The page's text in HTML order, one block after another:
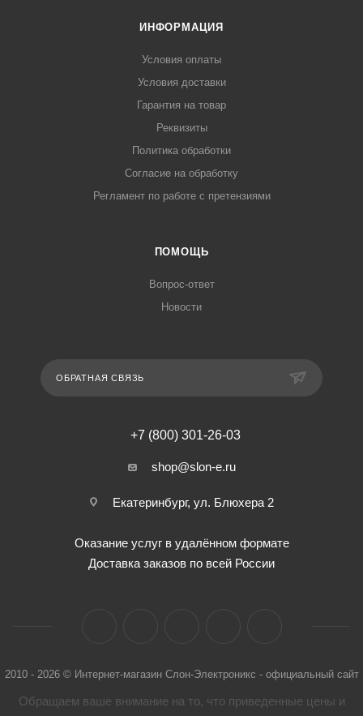
ИНФОРМАЦИЯ
Условия оплаты
Условия доставки
Гарантия на товар
Реквизиты
Политика обработки
Согласие на обработку
Регламент по работе с претензиями
ПОМОЩЬ
Вопрос-ответ
Новости
ОБРАТНАЯ СВЯЗЬ
+7 (800) 301-26-03
shop@slon-e.ru
Екатеринбург, ул. Блюхера 2
Оказание услуг в удалённом формате
Доставка заказов по всей России
2010 - 2026 © Интернет-магазин Слон-Электроникс - официальный сайт
Обращаем ваше внимание на то, что приведенные цены и